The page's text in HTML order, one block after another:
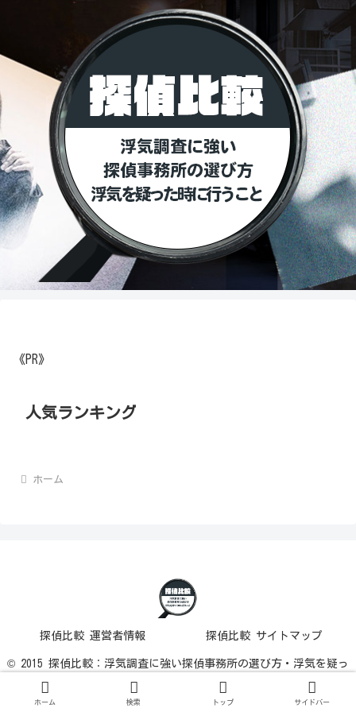
《PR》
人気ランキング
ホーム
探偵比較 運営者情報 探偵比較 サイトマップ
© 2015 探偵比較：浮気調査に強い探偵事務所の選び方・浮気を疑っ
た時に行うこと.
ホーム 検索 トップ サイドバー